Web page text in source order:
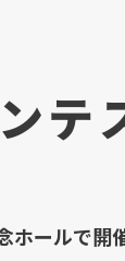
テ
ホールで開